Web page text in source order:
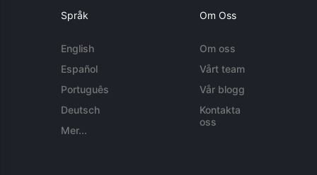
Språk
English
Español
Português
Deutsch
Mer...
Om Oss
Om oss
Vårt team
Vår blogg
Kontakta
oss